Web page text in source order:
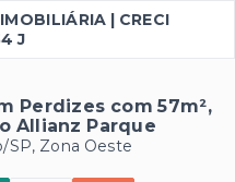
| CRECI
J
Perdizes com 57m²,
Allianz Parque
SP, Zona Oeste